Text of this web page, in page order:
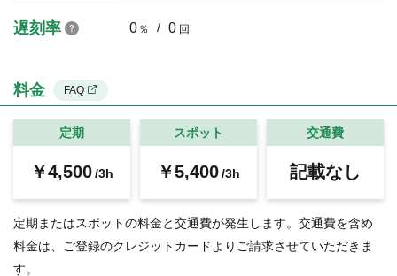
遅刻率 0％ / 0 回
料金 FAQ
定期
￥4,500/3h
スポット
￥5,400/3h
交通費
記載なし
定期またはスポットの料金と交通費が発生します。交通費を含め
料金は、ご登録のクレジットカードよりご請求させていただきま
す。